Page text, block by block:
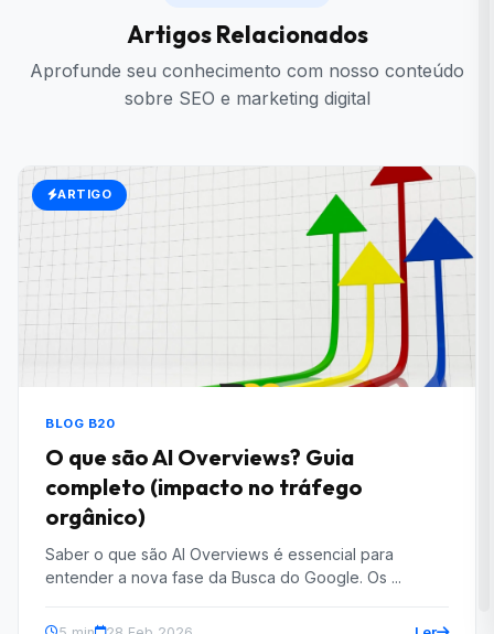
Artigos Relacionados
Aprofunde seu conhecimento com nosso conteúdo
sobre SEO e marketing digital
ARTIGO
BLOG B20
O que são AI Overviews? Guia
completo (impacto no tráfego
orgânico)
Saber o que são AI Overviews é essencial para
entender a nova fase da Busca do Google. Os ...